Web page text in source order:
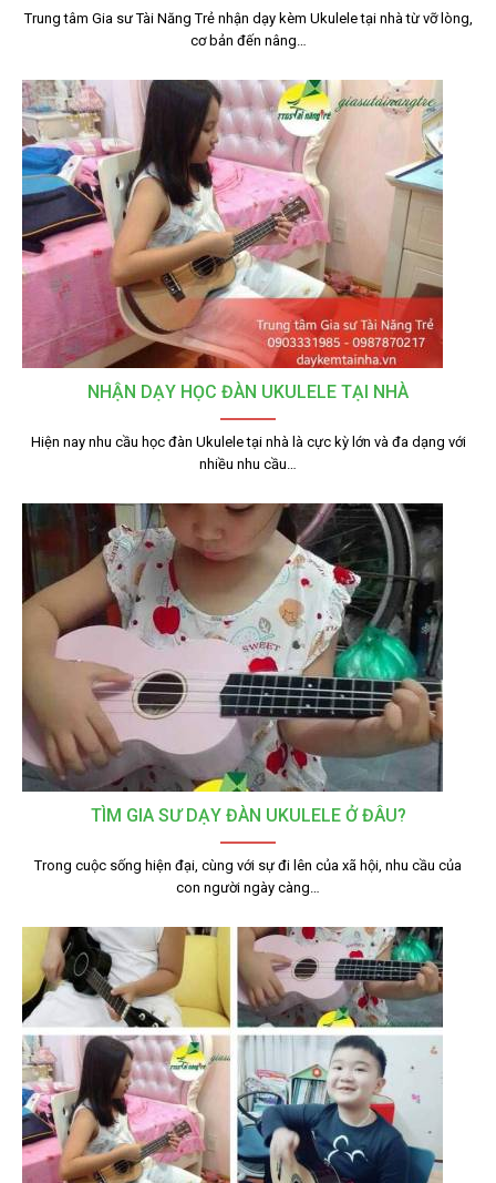
Trung tâm Gia sư Tài Năng Trẻ nhận dạy kèm Ukulele tại nhà từ vỡ lòng,
cơ bản đến nâng…
NHẬN DẠY HỌC ĐÀN UKULELE TẠI NHÀ
Hiện nay nhu cầu học đàn Ukulele tại nhà là cực kỳ lớn và đa dạng với
nhiều nhu cầu…
TÌM GIA SƯ DẠY ĐÀN UKULELE Ở ĐÂU?
Trong cuộc sống hiện đại, cùng với sự đi lên của xã hội, nhu cầu của
con người ngày càng…